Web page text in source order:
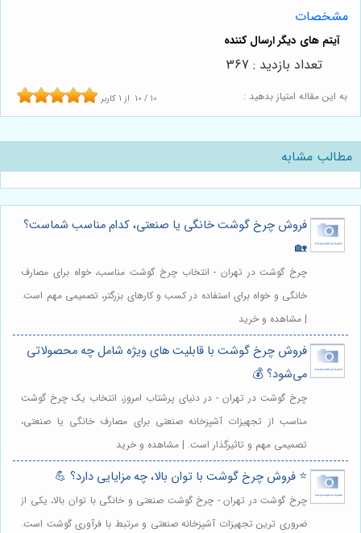
مشخصات
به این مقاله امتیاز بدهید : 10 / 10 از1 کاربر
تعداد بازدید : 367
مطالب مشابه
فروش چرخ گوشت خانگی یا صنعتی، کدام مناسب شماست؟
🏡
چرخ گوشت در تهران - انتخاب چرخ گوشت مناسب، خواه برای مصارف
خانگی و خواه برای استفاده در کسب و کارهای بزرگتر، تصمیمی مهم است.
| مشاهده و خرید
فروش چرخ گوشت با قابلیت های ویژه شامل چه محصولاتی
می‌شود؟ 💰
چرخ گوشت در تهران - در دنیای پرشتاب امروز، انتخاب یک چرخ گوشت
مناسب از تجهیزات آشپزخانه صنعتی برای مصارف خانگی یا صنعتی،
تصمیمی مهم و تاثیرگذار است. | مشاهده و خرید
⭐️ فروش چرخ گوشت با توان بالا، چه مزایایی دارد؟ 💪
چرخ گوشت در تهران - چرخ گوشت صنعتی و خانگی با توان بالا، یکی از
ضروری ترین تجهیزات آشپزخانه صنعتی و مرتبط با فرآوری گوشت است.